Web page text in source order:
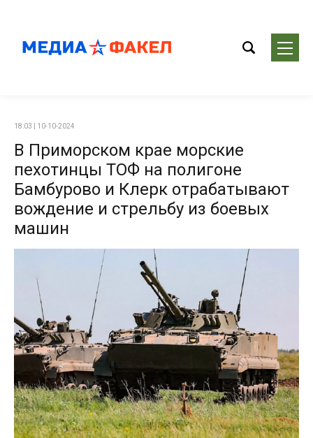
18:03 | 10-10-2024
В Приморском крае морские
пехотинцы ТОФ на полигоне
Бамбурово и Клерк отрабатывают
вождение и стрельбу из боевых
машин